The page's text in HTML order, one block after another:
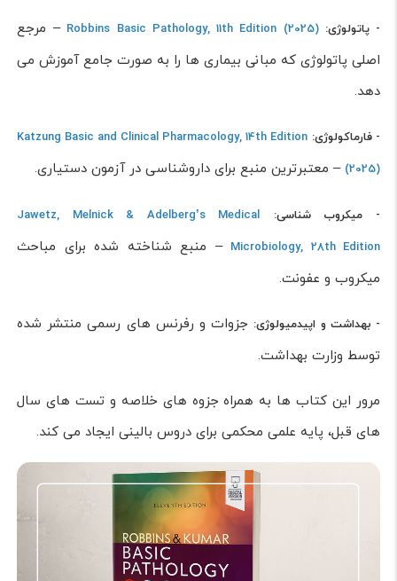
- پاتولوژی: Robbins Basic Pathology, 11th Edition (2025) – مرجع
اصلی پاتولوژی که مبانی بیماری ها را به صورت جامع آموزش می
دهد.
- فارماکولوژی: Katzung Basic and Clinical Pharmacology, 14th Edition
(2025) – معتبرترین منبع برای داروشناسی در آزمون دستیاری.
- میکروب شناسی:
Jawetz, Melnick & Adelberg’s Medical
Microbiology, 28th Edition – منبع شناخته شده برای مباحث
میکروب و عفونت.
- بهداشت و اپیدمیولوژی: جزوات و رفرنس های رسمی منتشر شده
توسط وزارت بهداشت.
مرور این کتاب ها به همراه جزوه های خلاصه و تست های سال
های قبل، پایه علمی محکمی برای دروس بالینی ایجاد می کند.